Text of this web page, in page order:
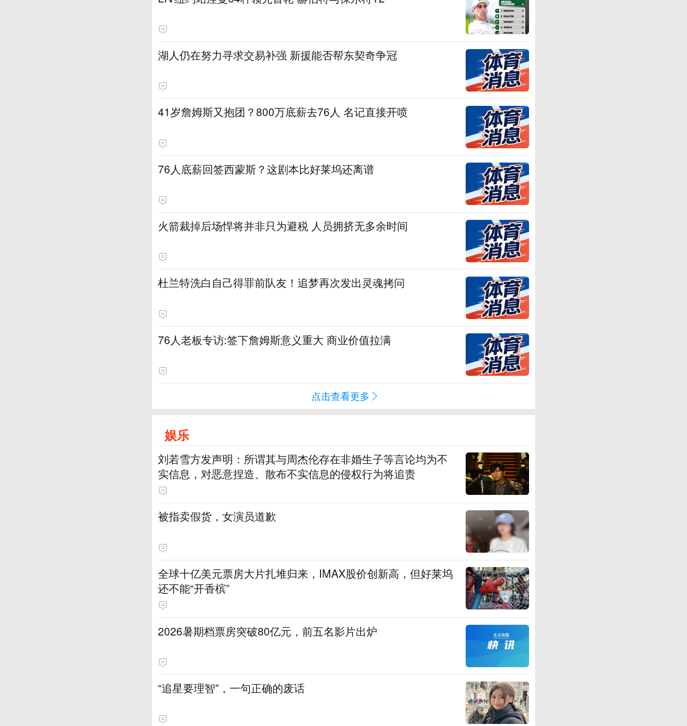
湖人仍在努力寻求交易补强 新援能否帮东契奇争冠
41岁詹姆斯又抱团？800万底薪去76人 名记直接开喷
76人底薪回签西蒙斯？这剧本比好莱坞还离谱
火箭裁掉后场悍将并非只为避税 人员拥挤无多余时间
杜兰特洗白自己得罪前队友！追梦再次发出灵魂拷问
76人老板专访:签下詹姆斯意义重大 商业价值拉满
点击查看更多
娱乐
刘若雪方发声明：所谓其与周杰伦存在非婚生子等言论均为不
实信息，对恶意捏造、散布不实信息的侵权行为将追责
被指卖假货，女演员道歉
全球十亿美元票房大片扎堆归来，IMAX股价创新高，但好莱坞
还不能“开香槟”
2026暑期档票房突破80亿元，前五名影片出炉
“追星要理智”，一句正确的废话